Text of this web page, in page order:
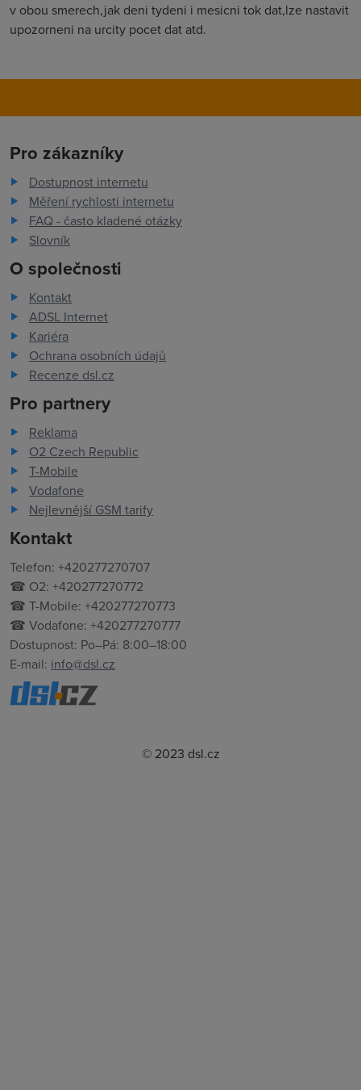
v obou smerech,jak deni tydeni i mesicni tok dat,lze nastavit
upozorneni na urcity pocet dat atd.
Pro zákazníky
Dostupnost internetu
Měření rychlosti internetu
FAQ - často kladené otázky
Slovník
O společnosti
Kontakt
ADSL Internet
Kariéra
Ochrana osobních údajů
Recenze dsl.cz
Pro partnery
Reklama
O2 Czech Republic
T-Mobile
Vodafone
Nejlevnější GSM tarify
Kontakt
Telefon: +420277270707
☎ O2: +420277270772
☎ T-Mobile: +420277270773
☎ Vodafone: +420277270777
Dostupnost: Po–Pá: 8:00–18:00
E-mail: info@dsl.cz
© 2023 dsl.cz